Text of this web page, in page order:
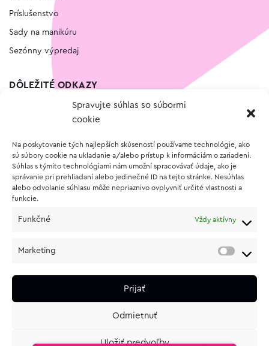
Spravujte súhlas so súbormi
cookie
Na poskytovanie tých najlepších skúseností používame technológie, ako
sú súbory cookie na ukladanie a/alebo prístup k informáciám o zariadení.
Súhlas s týmito technológiami nám umožní spracovávať údaje, ako je
správanie pri prehliadaní alebo jedinečné ID na tejto stránke. Nesúhlas
alebo odvolanie súhlasu môže nepriaznivo ovplyvniť určité vlastnosti a
funkcie.
Funkčné Vždy aktívny
Marketing
Prijať
Odmietnuť
Uložiť predvoľby
Príslušenstvo
Sady na manikúru
Sezónny výpredaj
DÔLEŽITÉ ODKAZY
Vernostný program
O NÁKUPE
Vrátenie a reklamácia tovaru